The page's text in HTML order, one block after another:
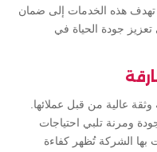
تهدف هذه الخدمات إلى ضمان
جودة الحياة في
عالية من قبل عملائها.
ومرنة تلبي احتياجات
بها الشركة تُظهر كفاءة